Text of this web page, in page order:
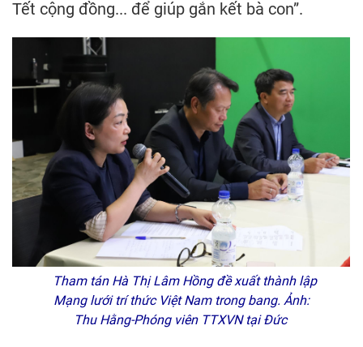
Tết cộng đồng... để giúp gắn kết bà con”.
Tham tán Hà Thị Lâm Hồng đề xuất thành lập
Mạng lưới trí thức Việt Nam trong bang. Ảnh:
Thu Hằng-Phóng viên TTXVN tại Đức